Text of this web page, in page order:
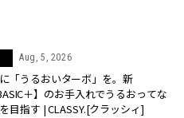
Aug, 5, 2026
「うるおいターボ」を。新
＋】のお手入れでうるおってな
目指す | CLASSY.[クラッシィ]